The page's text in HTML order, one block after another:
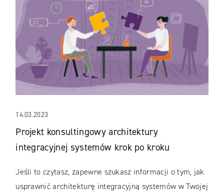
14.03.2023
Projekt konsultingowy architektury
integracyjnej systemów krok po kroku
Jeśli to czytasz, zapewne szukasz informacji o tym, jak
usprawnić architekturę integracyjną systemów w Twojej